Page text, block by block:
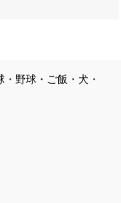
・野球・ご飯・犬・